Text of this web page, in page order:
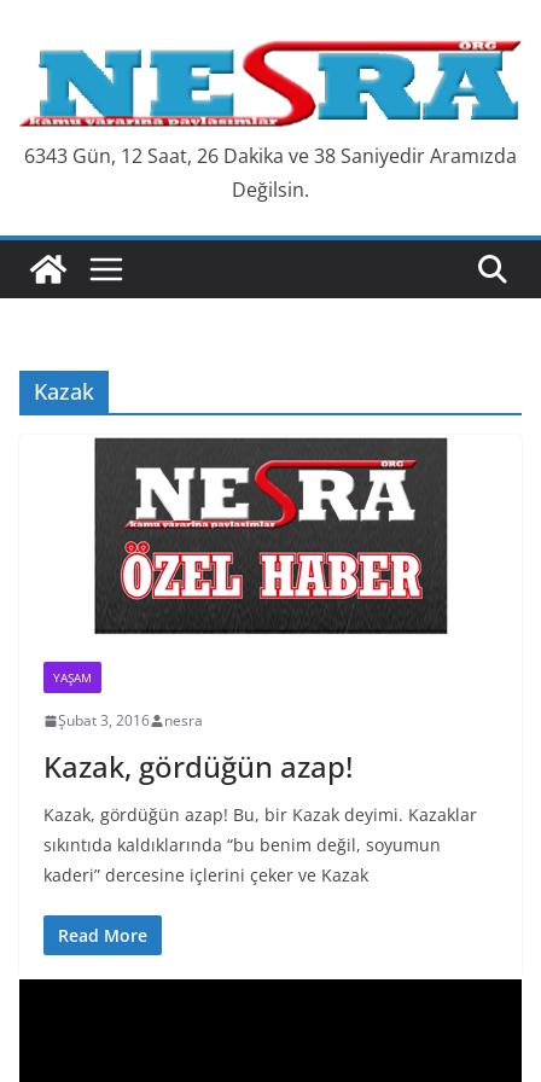
content
6343 Gün, 12 Saat, 26 Dakika ve 39 Saniyedir Aramızda
Değilsin.
Kazak
YAŞAM
Şubat 3, 2016 nesra
Kazak, gördüğün azap!
Kazak, gördüğün azap! Bu, bir Kazak deyimi. Kazaklar
sıkıntıda kaldıklarında “bu benim değil, soyumun
kaderi” dercesine içlerini çeker ve Kazak
Read More